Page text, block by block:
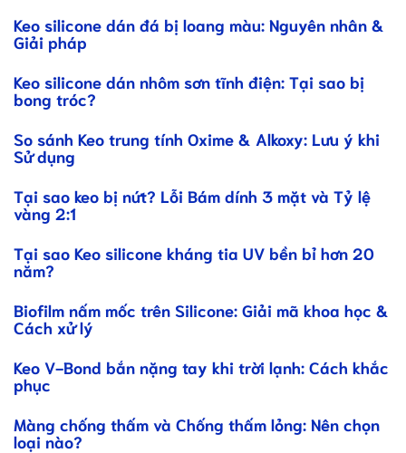
Keo silicone dán đá bị loang màu: Nguyên nhân &
Giải pháp
Keo silicone dán nhôm sơn tĩnh điện: Tại sao bị
bong tróc?
So sánh Keo trung tính Oxime & Alkoxy: Lưu ý khi
Sử dụng
Tại sao keo bị nứt? Lỗi Bám dính 3 mặt và Tỷ lệ
vàng 2:1
Tại sao Keo silicone kháng tia UV bền bỉ hơn 20
năm?
Biofilm nấm mốc trên Silicone: Giải mã khoa học &
Cách xử lý
Keo V-Bond bắn nặng tay khi trời lạnh: Cách khắc
phục
Màng chống thấm và Chống thấm lỏng: Nên chọn
loại nào?